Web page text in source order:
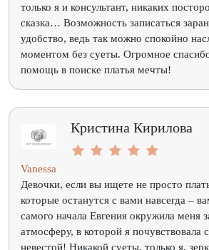
только я и консультант, никаких
сказка… Возможность записаться
удобство, ведь так можно спокойно
моментом без суеты. Огромное
помощь в поиске платья мечты!
Кристина Кирилова
Vanessa
Девочки, если вы ищете не просто
которые останутся с вами навсегда –
самого начала Евгения окружила меня
атмосферу, в которой я почувствовала
невестой! Никакой суеты, только я,